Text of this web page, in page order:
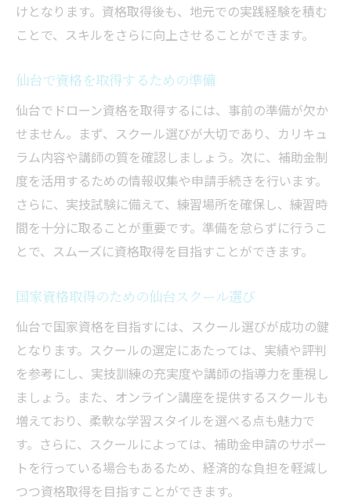
けとなります。資格取得後も、地元での実践経験を積む
ことで、スキルをさらに向上させることができます。
仙台で資格を取得するための準備
仙台でドローン資格を取得するには、事前の準備が欠か
せません。まず、スクール選びが大切であり、カリキュ
ラム内容や講師の質を確認しましょう。次に、補助金制
度を活用するための情報収集や申請手続きを行います。
さらに、実技試験に備えて、練習場所を確保し、練習時
間を十分に取ることが重要です。準備を怠らずに行うこ
とで、スムーズに資格取得を目指すことができます。
国家資格取得のための仙台スクール選び
仙台で国家資格を目指すには、スクール選びが成功の鍵
となります。スクールの選定にあたっては、実績や評判
を参考にし、実技訓練の充実度や講師の指導力を重視し
ましょう。また、オンライン講座を提供するスクールも
増えており、柔軟な学習スタイルを選べる点も魅力で
す。さらに、スクールによっては、補助金申請のサポー
トを行っている場合もあるため、経済的な負担を軽減し
つつ資格取得を目指すことができます。